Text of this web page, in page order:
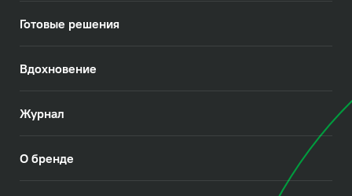
Готовые решения
Вдохновение
Журнал
О бренде